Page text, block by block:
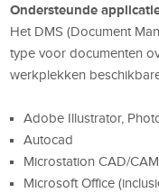
Ondersteunde
Het DMS (Document
type voor documenten
werkplekken
Adobe Illustrator,
Autocad
Microstation CAD/CAM
Microsoft Office